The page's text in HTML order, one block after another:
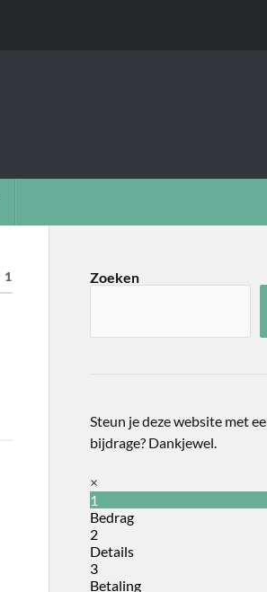
1 Zoeken
Steun je deze website met
bijdrage? Dankjewel.